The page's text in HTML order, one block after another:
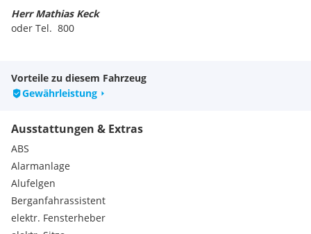
Herr Mathias Keck
oder Tel. 800
oder Tel. 676 842 089 830
Auch gerne per WhatsApp (Mo.-Fr. 8:00 bis 18:00 Uhr) für Sie
da!
- Eintausch aller Fahrzeugmarken zu fairen Preisen
- flexible Finanzierung über eine unserer Partnerbanken
- Versicherung und Anmeldemöglichkeit direkt im Haus
- Ausgezeichnete Fachwerkstatt
Irrtümer, Änderungen, Eingabefehler und Zwischenverkauf
vorbehalten!
Vorteile zu diesem Fahrzeug
Gewährleistung
Ausstattungen & Extras
ABS
Alarmanlage
Alufelgen
Berganfahrassistent
elektr. Fensterheber